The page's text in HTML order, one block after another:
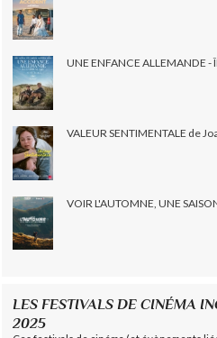
UNE ENFANCE ALLEMANDE
VALEUR SENTIMENTALE de
VOIR L'AUTOMNE, UNE
LES FESTIVALS DE CINÉMA
2025